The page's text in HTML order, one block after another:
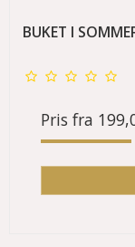
BUKET I
Pris fra